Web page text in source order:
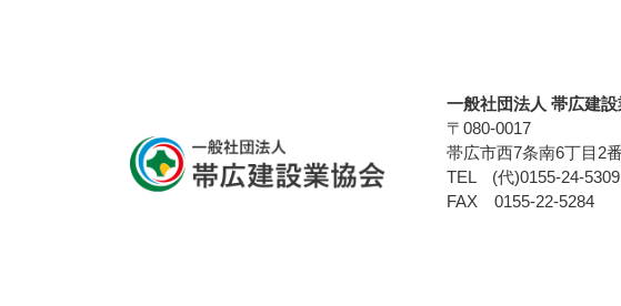
一般社団法人 帯広建
〒080-0017
帯広市西7条南6丁目2
TEL (代)0155-24-5309
FAX 0155-22-5284